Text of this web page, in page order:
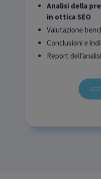
Analisi della
in ottica SEO
Valutazione
Conclusioni e
Report